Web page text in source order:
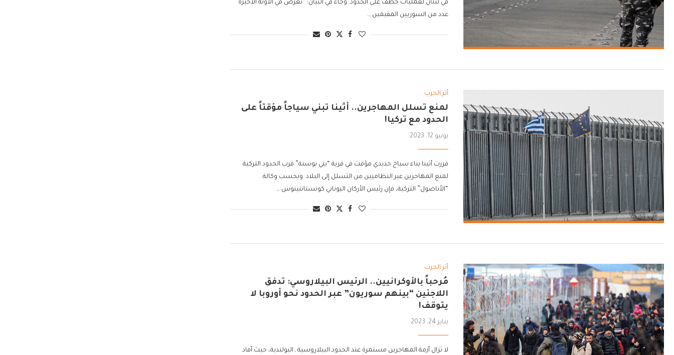
في لبنان لعمليات خطف على الحدود. وجاء في البيان: “تعرّض في الآونة الأخيرة
عدد من السوريين المقيمين …
أثر الحرب
لمنع تسلل المهاجرين.. أثينا تبني سياجاً مؤقتاً على
الحدود مع تركيا!
يونيو 12, 2023
قررت أثينا بناء سياج حديدي مؤقت في قرية “يني بوسنة” قرب الحدود التركية
لمنع المهاجرين غير النظاميين من التسلل إلى البلاد. وبحسب وكالة
“الأناضول” التركية، فإن رئيس الأركان اليوناني كونستانتينوس …
أثر الحرب
مُرحباً بالأوكرانيين.. الرئيس البيلاروسي: تدفق
اللاجئين “بينهم سوريون” عبر الحدود نحو أوروبا لا
يتوقف!
يناير 24, 2023
لا تزال أزمة المهاجرين مستمرة عند الحدود البيلاروسية ـ البولندية، حيث أفاد